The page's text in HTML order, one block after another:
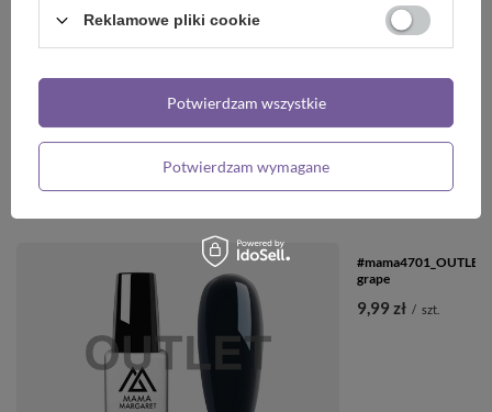
#mama4701 lakier hybrydowy 10 ml
great grape
29,97 zł / szt.
Kolekcja Jesień: Autumn Vibes 2025
Najniższa cena produktu w okresie
30 dni przed wprowadzeniem
obniżki:119,88 zł0%
Cena regularna:149,85 zł-20%
grape
9,99 zł / szt.
Reklamowe pliki cookie
Potwierdzam wymagane
Potwierdzam wszystkie